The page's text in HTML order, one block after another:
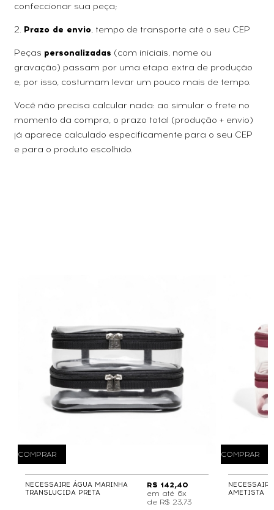
confeccionar sua peça;
2. Prazo de envio, tempo de transporte até o seu CEP
Peças personalizadas (com iniciais, nome ou
gravação) passam por uma etapa extra de produção
e, por isso, costumam levar um pouco mais de tempo.
Você não precisa calcular nada: ao simular o frete no
momento da compra, o prazo total (produção + envio)
já aparece calculado especificamente para o seu CEP
e para o produto escolhido.
COMPRAR
NECESSAIRE ÁGUA MARINHA
TRANSLUCIDA PRETA
R$ 142,40
6x
de R$ 23,73
COMPRAR
NECESSAIRE
AMETISTA